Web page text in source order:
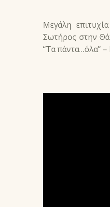
Μεγάλη
Σωτήρος στην
“Τα πάντα…όλα”